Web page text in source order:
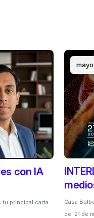
con IA
tu principal carta
Casa
del 21 de